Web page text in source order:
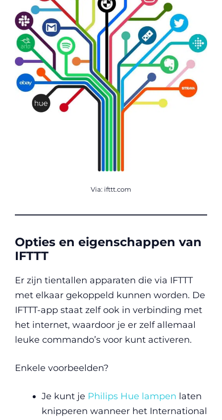
Via: ifttt.com
Opties en eigenschappen van
IFTTT
Er zijn tientallen apparaten die via IFTTT
met elkaar gekoppeld kunnen worden. De
IFTTT-app staat zelf ook in verbinding met
het internet, waardoor je er zelf allemaal
leuke commando’s voor kunt activeren.
Enkele voorbeelden?
Je kunt je Philips Hue lampen laten
knipperen wanneer het International